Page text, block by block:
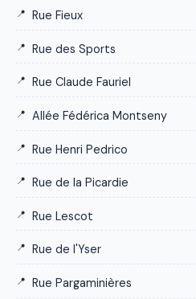
Rue Fieux
Rue des Sports
Rue Claude Fauriel
Allée Fédérica Montseny
Rue Henri Pedrico
Rue de la Picardie
Rue Lescot
Rue de l'Yser
Rue Pargaminières